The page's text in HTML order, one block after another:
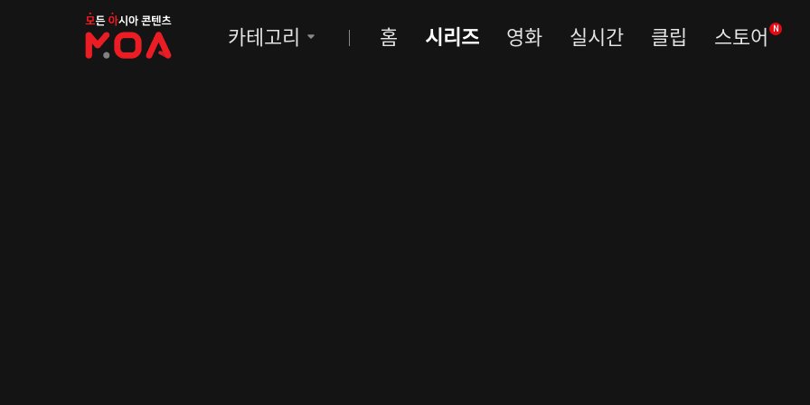
MOA
카테고리 홈 시리즈 영화 실시간 클립 스토어 N